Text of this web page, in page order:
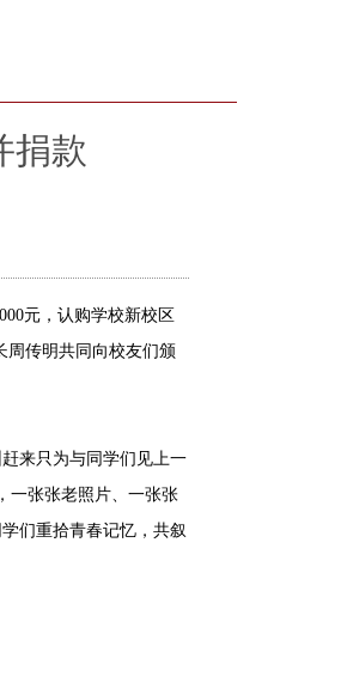
捐款
元，认购学校新校区
周传明共同向校友们颁
来只为与同学们见上一
一张张老照片、一张张
们重拾青春记忆，共叙